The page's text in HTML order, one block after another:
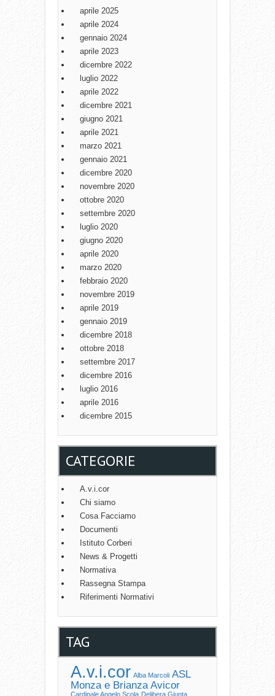
aprile 2025
aprile 2024
gennaio 2024
aprile 2023
dicembre 2022
luglio 2022
aprile 2022
dicembre 2021
giugno 2021
aprile 2021
marzo 2021
gennaio 2021
dicembre 2020
novembre 2020
ottobre 2020
settembre 2020
luglio 2020
giugno 2020
aprile 2020
marzo 2020
febbraio 2020
novembre 2019
aprile 2019
gennaio 2019
dicembre 2018
ottobre 2018
settembre 2017
dicembre 2016
luglio 2016
aprile 2016
dicembre 2015
CATEGORIE
A.v.i.cor
Chi siamo
Cosa Facciamo
Documenti
Istituto Corberi
News & Progetti
Normativa
Rassegna Stampa
Riferimenti Normativi
TAG
A.v.i.cor Alba Marcoli ASL
Monza e Brianza Avicor
Cardinale Angelo Scola Delibera Giunta